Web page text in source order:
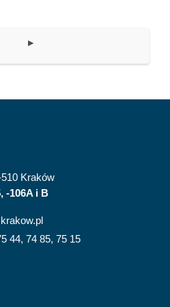
▶︎
Kraków
-106A i B
44, 74 85, 75 15